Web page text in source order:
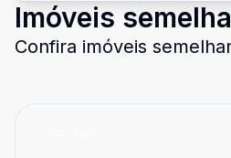
Imóveis
Confira imóveis